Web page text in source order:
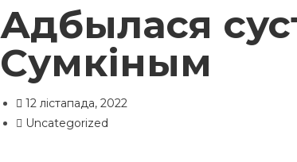
Адбылася
Сумкіным
12 лістапада, 2022
Uncategorized